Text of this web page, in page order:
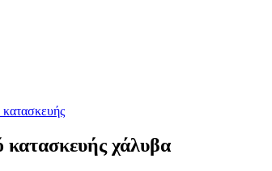
κατασκευής χάλυβα